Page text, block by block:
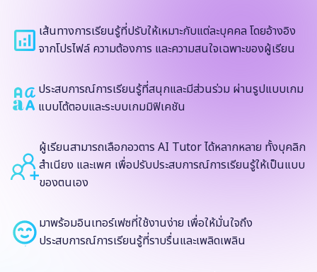
เส้นทางการเรียนรู้ที่ปรับให้เหมาะกับแต่ละบุคคล โดยอ้างอิง
จากโปรไฟล์ ความต้องการ และความสนใจเฉพาะของผู้เรียน
ประสบการณ์การเรียนรู้ที่สนุกและมีส่วนร่วม ผ่านรูปแบบเกม
แบบโต้ตอบและระบบเกมมิฟิเคชัน
ผู้เรียนสามารถเลือกอวตาร AI Tutor ได้หลากหลาย ทั้งบุคลิก
สำเนียง และเพศ เพื่อปรับประสบการณ์การเรียนรู้ให้เป็นแบบ
ของตนเอง
มาพร้อมอินเทอร์เฟซที่ใช้งานง่าย เพื่อให้มั่นใจถึง
ประสบการณ์การเรียนรู้ที่ราบรื่นและเพลิดเพลิน